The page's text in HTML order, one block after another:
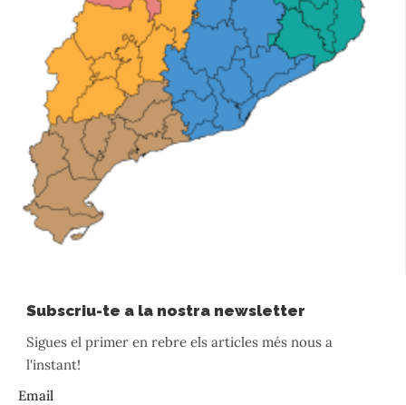
Subscriu-te a la nostra newsletter
Sigues el primer en rebre els articles més nous a
l'instant!
Email